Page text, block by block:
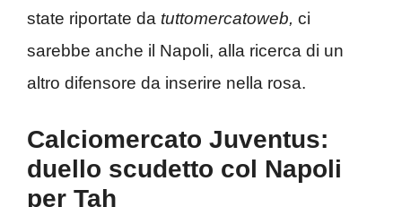
state riportate da tuttomercatoweb, ci
sarebbe anche il Napoli, alla ricerca di un
altro difensore da inserire nella rosa.
Calciomercato Juventus:
duello scudetto col Napoli
per Tah